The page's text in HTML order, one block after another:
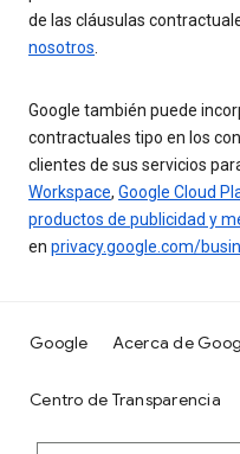
de las cláusulas
nosotros.
Google también puede
contractuales tipo en los
clientes de sus servicios
Workspace, Google Cloud
productos de publicidad y
en privacy.google.com/
Google Acerca de
Centro de Transparencia